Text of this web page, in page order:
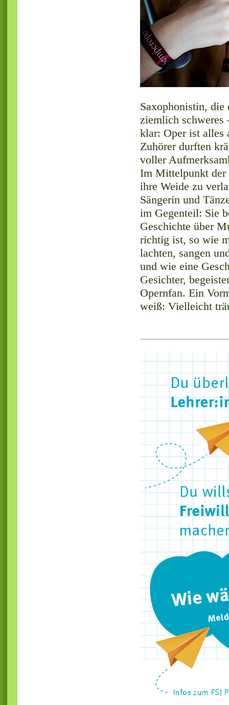
Saxophonistin, die
ziemlich schweres
klar: Oper ist alles
Zuhörer durften
voller
Im Mittelpunkt der
ihre Weide zu
Sängerin und
im Gegenteil: Sie
Geschichte über
richtig ist, so wie
lachten, sangen
und wie eine
Gesichter,
Opernfan. Ein
weiß: Vielleicht